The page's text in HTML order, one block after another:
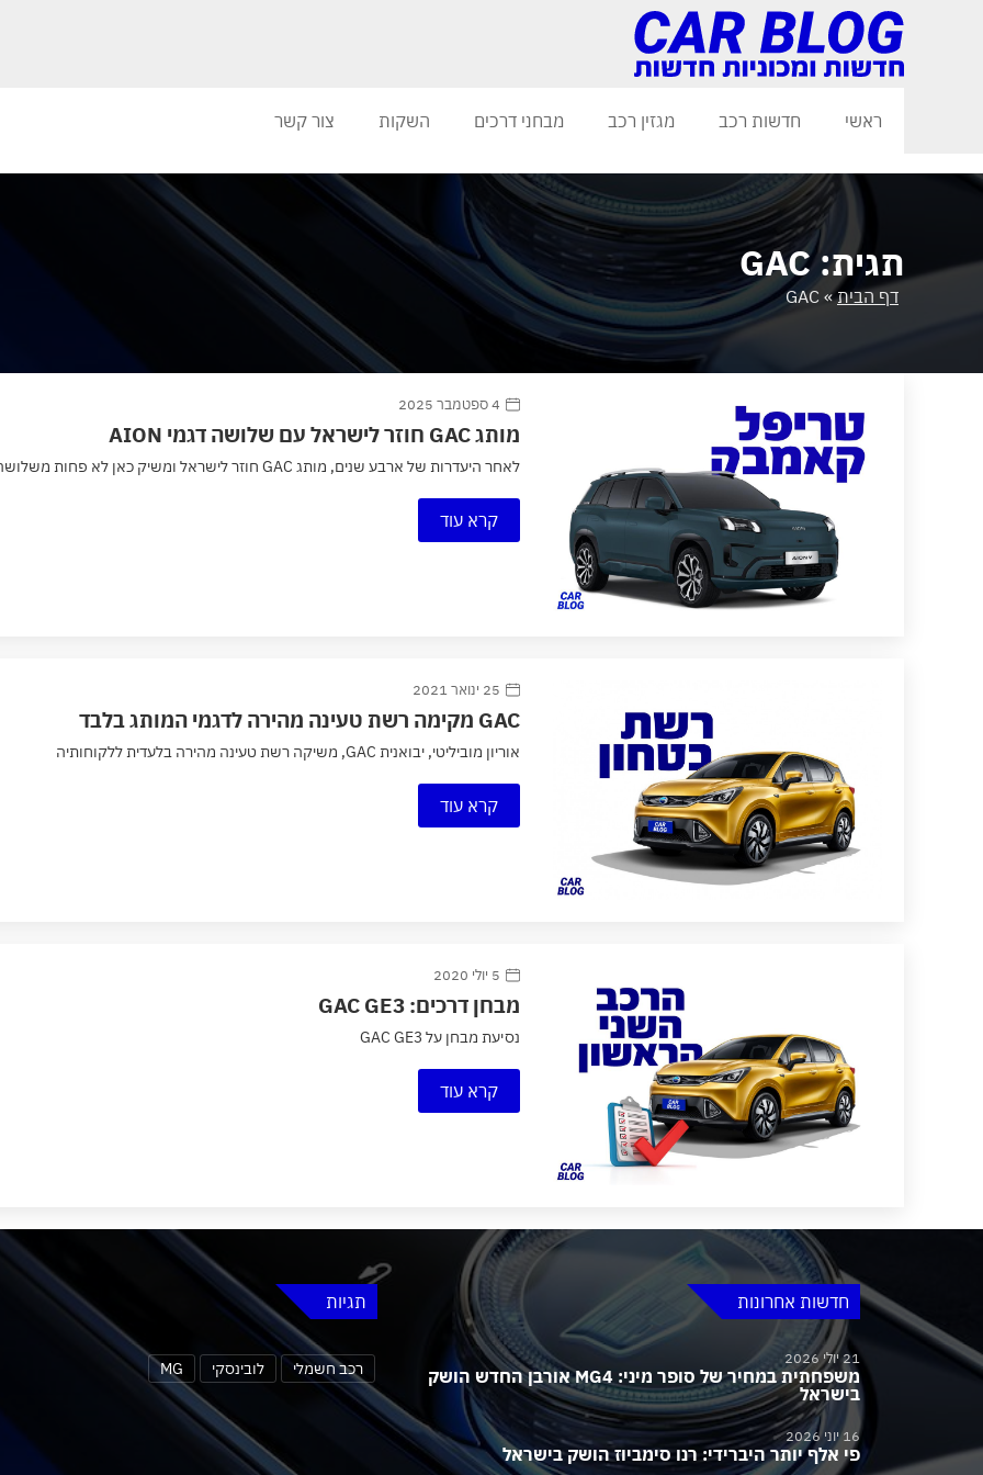
ראשי חדשות רכב מגזין רכב מבחני דרכים השקות צור קשר
תגית: GAC
דף הבית»
GAC
4 ספטמבר 2025
מותג GAC חוזר לישראל עם שלושה דגמי AION
לאחר היעדרות של ארבע שנים, מותג GAC חוזר לישראל ומשיק כאן לא פחות משלושה דגמים של מותג AION, כשלאחד...
קרא עוד
25 ינואר 2021
GAC מקימה רשת טעינה מהירה לדגמי המותג בלבד
אוריון מוביליטי, יבואנית GAC, משיקה רשת טעינה מהירה בלעדית ללקוחותיה
קרא עוד
5 יולי 2020
מבחן דרכים: GAC GE3
נסיעת מבחן על GAC GE3
קרא עוד
חדשות אחרונות
21 יולי 2026
משפחתית במחיר של סופר מיני: MG4 אורבן החדש הושק
בישראל
16 יוני 2026
פי אלף יותר היברידי: רנו סימביוז הושק בישראל
תגיות
רכב חשמלי לובינסקי MG